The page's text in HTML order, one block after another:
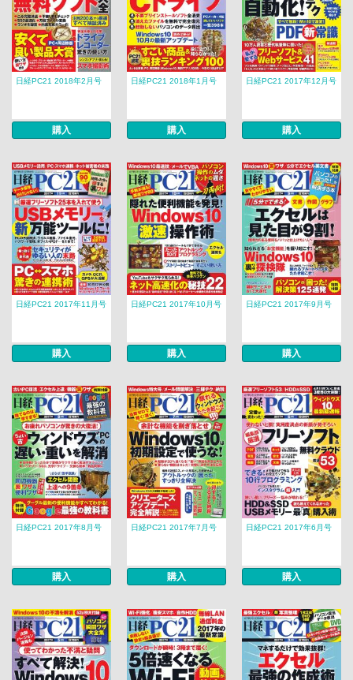
日経PC21 2018年2月号
購入
日経PC21 2018年1月号
購入
日経PC21 2017年12月号
購入
日経PC21 2017年11月号
購入
日経PC21 2017年10月号
購入
日経PC21 2017年9月号
購入
日経PC21 2017年8月号
購入
日経PC21 2017年7月号
購入
日経PC21 2017年6月号
購入